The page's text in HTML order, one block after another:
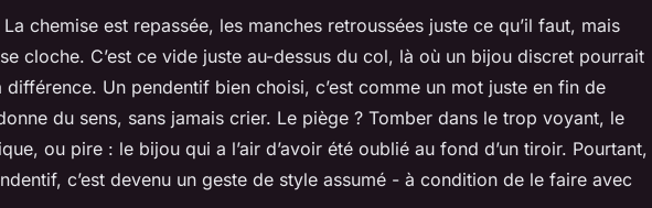
chemise est repassée, les manches retroussées juste ce qu’il faut, mais
cloche. C’est ce vide juste au-dessus du col, là où un bijou discret pourrait
Un pendentif bien choisi, c’est comme un mot juste en fin de
du sens, sans jamais crier. Le piège ? Tomber dans le trop voyant, le
ou pire : le bijou qui a l’air d’avoir été oublié au fond d’un tiroir. Pourtant,
c’est devenu un geste de style assumé - à condition de le faire avec